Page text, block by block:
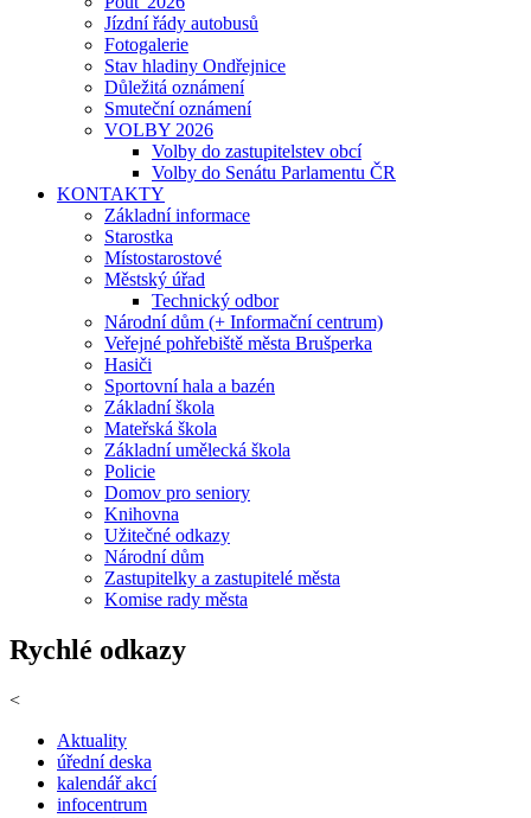
Jízdní řády autobusů
Fotogalerie
Stav hladiny Ondřejnice
Důležitá oznámení
Smuteční oznámení
VOLBY 2026
Volby do zastupitelstev obcí
Volby do Senátu Parlamentu ČR
KONTAKTY
Základní informace
Starostka
Místostarostové
Městský úřad
Technický odbor
Národní dům (+ Informační centrum)
Veřejné pohřebiště města Brušperka
Hasiči
Sportovní hala a bazén
Základní škola
Mateřská škola
Základní umělecká škola
Policie
Domov pro seniory
Knihovna
Užitečné odkazy
Národní dům
Zastupitelky a zastupitelé města
Komise rady města
Rychlé odkazy
<
Aktuality
úřední deska
kalendář akcí
infocentrum